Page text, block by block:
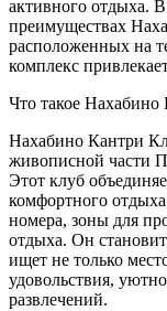
активного отдыха.
преимуществах
расположенных на
комплекс
Что такое Нахабино
Нахабино Кантри
живописной части
Этот клуб
комфортного
номера, зоны для
отдыха. Он
ищет не только
удовольствия,
развлечений.